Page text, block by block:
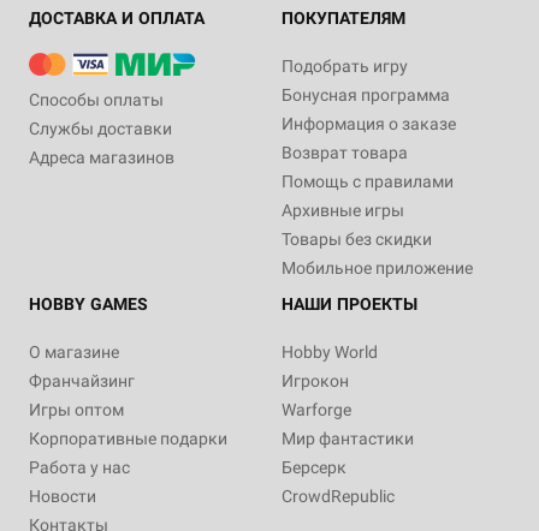
ДОСТАВКА И ОПЛАТА
Способы оплаты
Службы доставки
Адреса магазинов
ПОКУПАТЕЛЯМ
Подобрать игру
Бонусная программа
Информация о заказе
Возврат товара
Помощь с правилами
Архивные игры
Товары без скидки
Мобильное приложение
HOBBY GAMES
О магазине
Франчайзинг
Игры оптом
Корпоративные подарки
Работа у нас
Новости
Контакты
НАШИ ПРОЕКТЫ
Hobby World
Игрокон
Warforge
Мир фантастики
Берсерк
CrowdRepublic